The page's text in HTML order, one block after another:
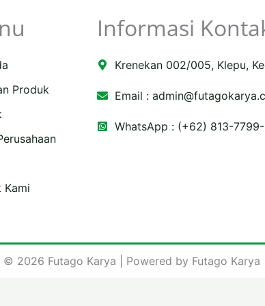
Produk
Kami
Informasi
Krenekan 002/005, Klepu,
Email :
WhatsApp : (+62) 813-
2026 Futago Karya | Powered by Futago Karya